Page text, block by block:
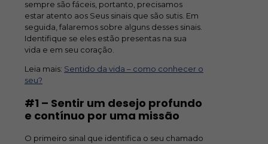
sempre são fáceis, portanto, precisamos
estar atento aos Seus sinais que são sutis. Em
seguida, falaremos sobre alguns desses sinais.
Identifique se eles estão presentas na sua
vida e em seu coração.
Leia mais: Sentido da vida – como conhecer o
seu?
#1 – Sentir um desejo profundo
e contínuo por uma missão
O primeiro sinal que identifica o seu chamado